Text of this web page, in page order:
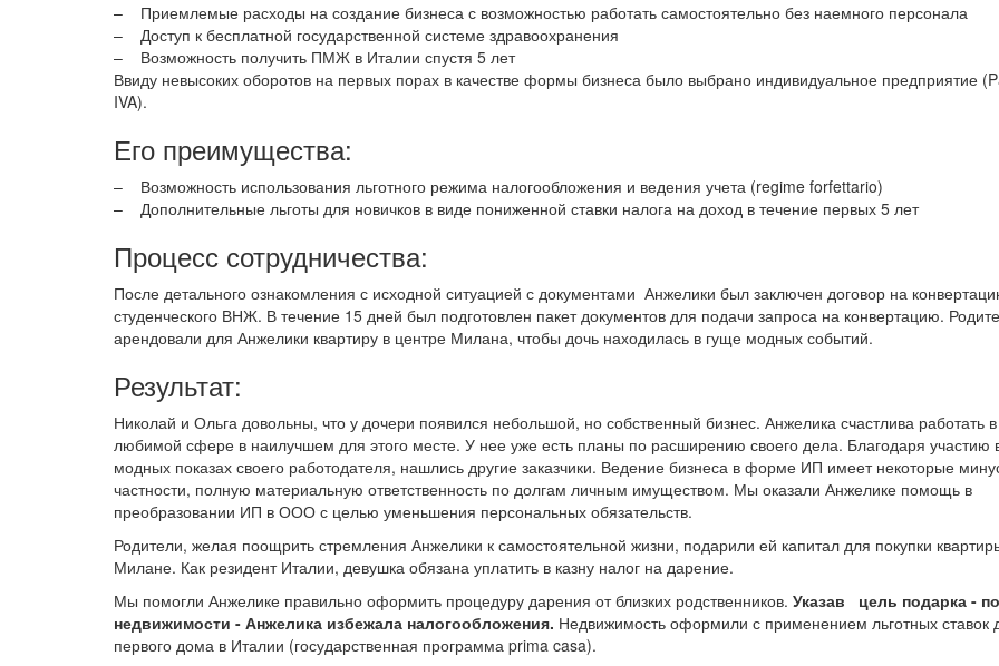
– Приемлемые расходы на создание бизнеса с возможностью работать самостоятельно без наемного персонала
– Доступ к бесплатной государственной системе здравоохранения
– Возможность получить ПМЖ в Италии спустя 5 лет
Ввиду невысоких оборотов на первых порах в качестве формы бизнеса было выбрано индивидуальное предприятие
IVA).
Его преимущества:
– Возможность использования льготного режима налогообложения и ведения учета (regime forfettario)
– Дополнительные льготы для новичков в виде пониженной ставки налога на доход в течение первых 5 лет
Процесс сотрудничества:
После детального ознакомления с исходной ситуацией с документами Анжелики был заключен договор на
студенческого ВНЖ. В течение 15 дней был подготовлен пакет документов для подачи запроса на конвертацию.
арендовали для Анжелики квартиру в центре Милана, чтобы дочь находилась в гуще модных событий.
Результат:
Николай и Ольга довольны, что у дочери появился небольшой, но собственный бизнес. Анжелика счастлива работать в
любимой сфере в наилучшем для этого месте. У нее уже есть планы по расширению своего дела. Благодаря участию
модных показах своего работодателя, нашлись другие заказчики. Ведение бизнеса в форме ИП имеет некоторые
частности, полную материальную ответственность по долгам личным имуществом. Мы оказали Анжелике помощь в
преобразовании ИП в ООО с целью уменьшения персональных обязательств.
Родители, желая поощрить стремления Анжелики к самостоятельной жизни, подарили ей капитал для покупки
Милане. Как резидент Италии, девушка обязана уплатить в казну налог на дарение.
Мы помогли Анжелике правильно оформить процедуру дарения от близких родственников. Указав цель подарка -
недвижимости - Анжелика избежала налогообложения. Недвижимость оформили с применением льготных ставок
первого дома в Италии (государственная программа prima casa).